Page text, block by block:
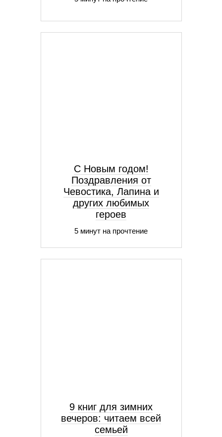
С Новым годом!
Поздравления от
Чевостика, Лапина и
других любимых
героев
5 минут на прочтение
9 книг для зимних
вечеров: читаем всей
семьей